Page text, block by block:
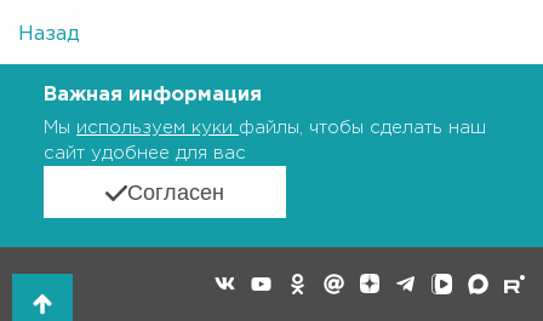
Назад
Важная информация
Мы используем куки файлы, чтобы сделать наш
сайт удобнее для вас
Согласен